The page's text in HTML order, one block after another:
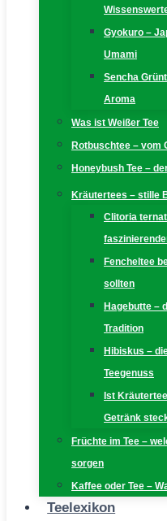
Gyokuro –
Umami
Sencha
Aroma
Was ist Weißer Tee
Rotbuschtee – vom
Honeybush Tee –
Kräutertees – stille
Clitoria
Fencheltee
sollten
Hagebutte –
Tradition
Hibiskus –
Teegenuss
Ist
Getränk
Früchte im Tee –
sorgen
Kaffee oder Tee –
Teelexikon